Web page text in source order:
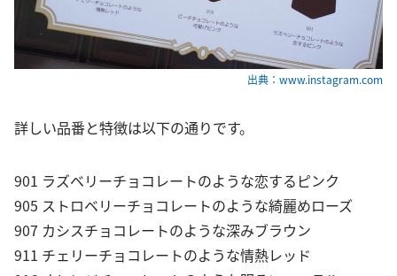
出典：www.instagram.com
詳しい品番と特徴は以下の通りです。
901 ラズベリーチョコレートのような恋するピンク
905 ストロベリーチョコレートのような綺麗めローズ
907 カシスチョコレートのような深みブラウン
911 チェリーチョコレートのような情熱レッド